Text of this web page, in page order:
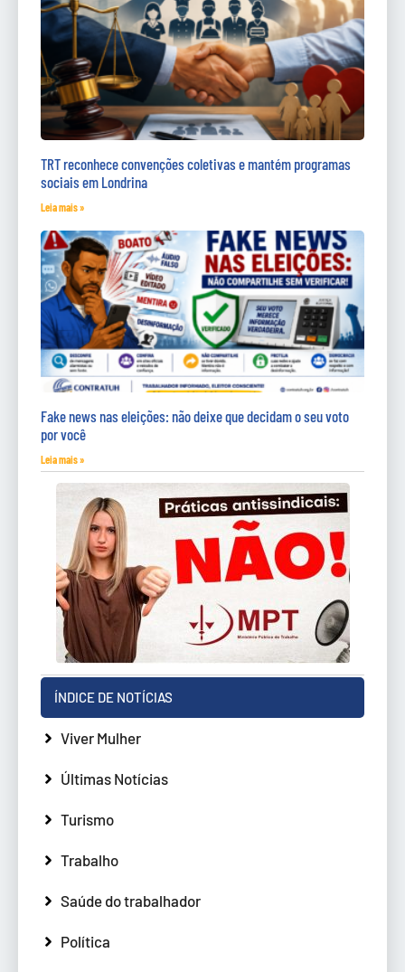
TRT reconhece convenções coletivas e mantém programas
sociais em Londrina
Leia mais »
Fake news nas eleições: não deixe que decidam o seu voto
por você
Leia mais »
ÍNDICE DE NOTÍCIAS
Viver Mulher
Últimas Notícias
Turismo
Trabalho
Saúde do trabalhador
Política